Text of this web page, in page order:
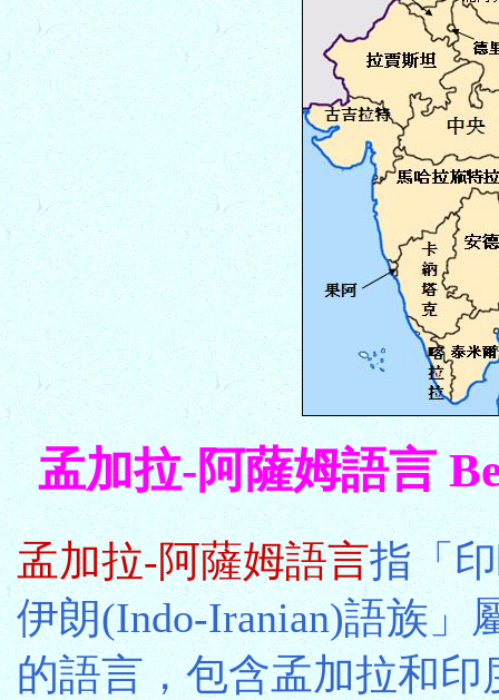
孟加拉-阿薩姆語言
孟加拉-阿薩姆語言指「
伊朗(Indo-Iranian)語族」
的語言，包含孟加拉和印